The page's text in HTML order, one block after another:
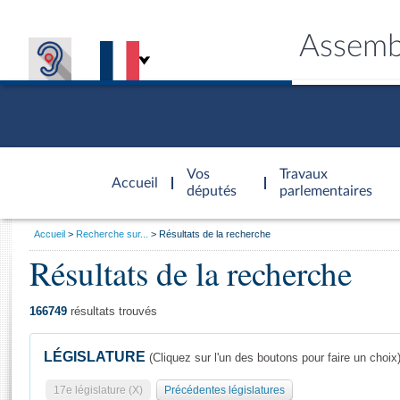
Accueil
d'accueil
Vos
députés
Travaux
parlementaires
Général
Vous
Accueil Recherche sur... Résultats de la recherche
Résultats de la recherche
166749 résultats trouvés
LÉGISLATURE (Cliquez sur l'un des boutons pour faire un choix)
17e législature (X) Précédentes législatures